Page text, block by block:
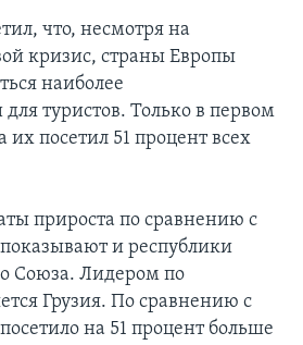
что, несмотря на
кризис, страны Европы
наиболее
туристов. Только в первом
их посетил 51 процент всех
прироста по сравнению с
и республики
Союза. Лидером по
Грузия. По сравнению с
на 51 процент больше